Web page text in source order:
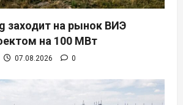
заходит на рынок ВИЭ
на 100 МВт
07.08.2026 0